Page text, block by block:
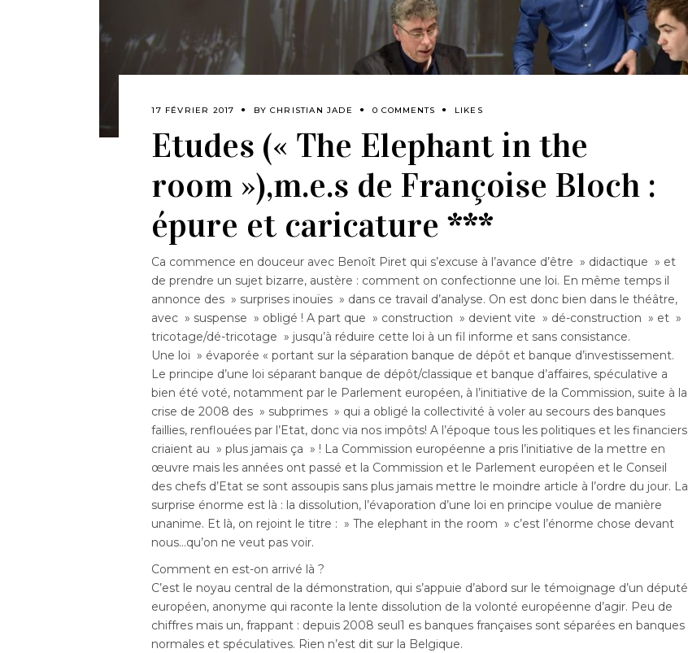
17 FÉVRIER 2017 BY CHRISTIAN JADE 0 COMMENTS LIKES
Etudes (« The Elephant in the
room »),m.e.s de Françoise Bloch :
épure et caricature ***
Ca commence en douceur avec Benoît Piret qui s’excuse à l’avance d’être » didactique » et
de prendre un sujet bizarre, austère : comment on confectionne une loi. En même temps il
annonce des » surprises inouïes » dans ce travail d’analyse. On est donc bien dans le théâtre,
avec » suspense » obligé ! A part que » construction » devient vite » dé-construction » et »
tricotage/dé-tricotage » jusqu’à réduire cette loi à un fil informe et sans consistance.
Une loi » évaporée « portant sur la séparation banque de dépôt et banque d’investissement.
Le principe d’une loi séparant banque de dépôt/classique et banque d’affaires, spéculative a
bien été voté, notamment par le Parlement européen, à l’initiative de la Commission, suite à la
crise de 2008 des » subprimes » qui a obligé la collectivité à voler au secours des banques
faillies, renflouées par l’Etat, donc via nos impôts! A l’époque tous les politiques et les financiers
criaient au » plus jamais ça » ! La Commission européenne a pris l’initiative de la mettre en
œuvre mais les années ont passé et la Commission et le Parlement européen et le Conseil
des chefs d’Etat se sont assoupis sans plus jamais mettre le moindre article à l’ordre du jour. La
surprise énorme est là : la dissolution, l’évaporation d’une loi en principe voulue de manière
unanime. Et là, on rejoint le titre : » The elephant in the room » c’est l’énorme chose devant
nous…qu’on ne veut pas voir.
Comment en est-on arrivé là ?
C’est le noyau central de la démonstration, qui s’appuie d’abord sur le témoignage d’un député
européen, anonyme qui raconte la lente dissolution de la volonté européenne d’agir. Peu de
chiffres mais un, frappant : depuis 2008 seul1 es banques françaises sont séparées en banques
normales et spéculatives. Rien n’est dit sur la Belgique.